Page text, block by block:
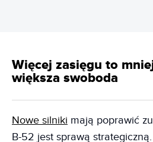
Więcej zasięgu to
większa swoboda
Nowe silniki mają poprawić
B-52 jest sprawą